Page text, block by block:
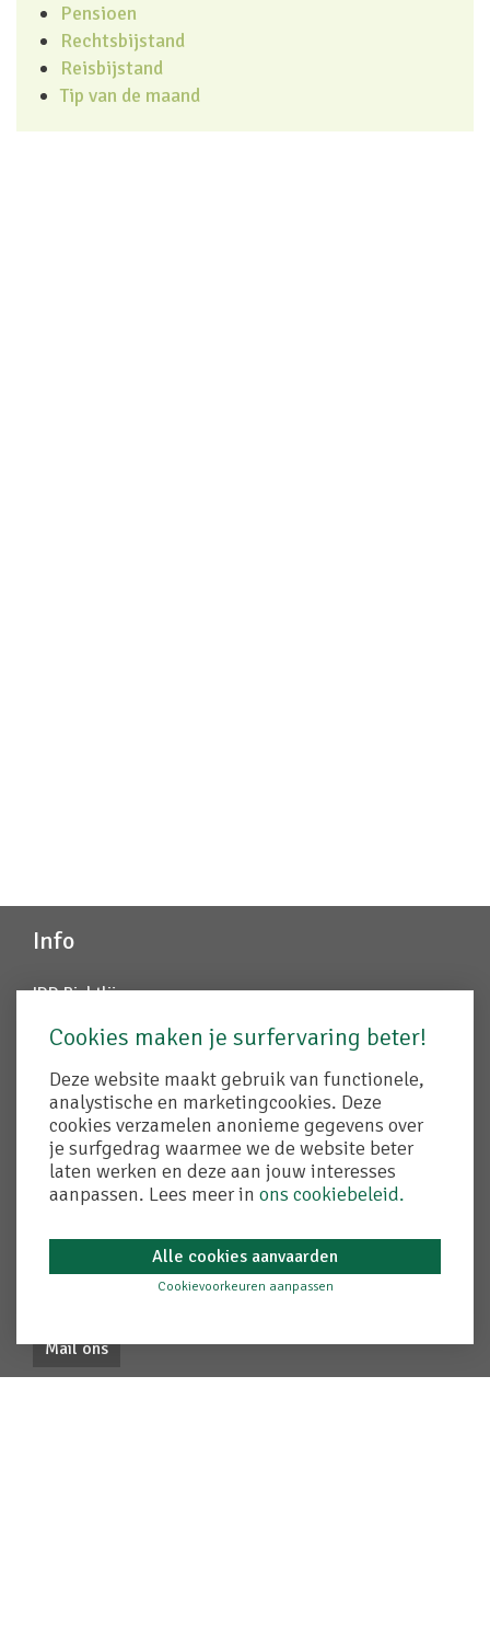
Pensioen
Rechtsbijstand
Reisbijstand
Tip van de maand
Info
IDD Richtlijn
Disclaimer
Cookiebeleid
Remuneratiebeleid
Created by Insucommerce
Contact
T. 050 72 90 50
adegem@crelan.be
Mail ons
Cookies maken je surfervaring beter!
Deze website maakt gebruik van functionele,
analystische en marketingcookies. Deze
cookies verzamelen anonieme gegevens over
je surfgedrag waarmee we de website beter
laten werken en deze aan jouw interesses
aanpassen. Lees meer in ons cookiebeleid.
Alle cookies aanvaarden
Cookievoorkeuren aanpassen